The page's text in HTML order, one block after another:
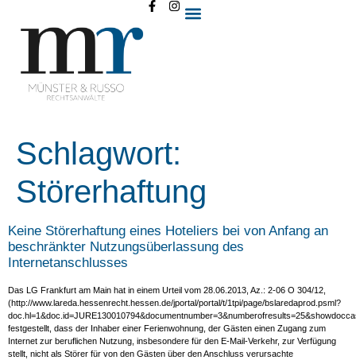
Schlagwort:
Störerhaftung
Keine Störerhaftung eines Hoteliers bei von Anfang an
beschränkter Nutzungsüberlassung des
Internetanschlusses
Das LG Frankfurt am Main hat in einem Urteil vom 28.06.2013, Az.: 2-06 O 304/12,
(http://www.lareda.hessenrecht.hessen.de/jportal/portal/t/1tpi/page/bslaredaprod.psml?
festgestellt, dass der Inhaber einer Ferienwohnung, der Gästen einen Zugang zum
Internet zur beruflichen Nutzung, insbesondere für den E-Mail-Verkehr, zur Verfügung
stellt, nicht als Störer für von den Gästen über den Anschluss verursachte